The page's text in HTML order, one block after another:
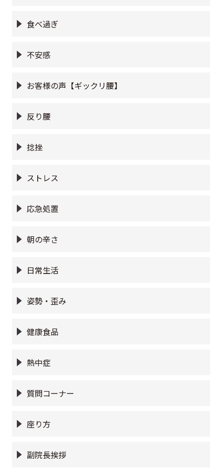
食べ過ぎ
不安感
お客様の声【ギックリ腰】
反り腰
捻挫
ストレス
応急処置
朝の辛さ
日常生活
姿勢・歪み
健康食品
熱中症
質問コーナー
座り方
副院長挨拶